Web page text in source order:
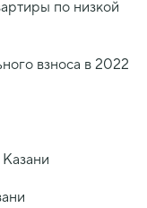
по низкой
взноса в 2022